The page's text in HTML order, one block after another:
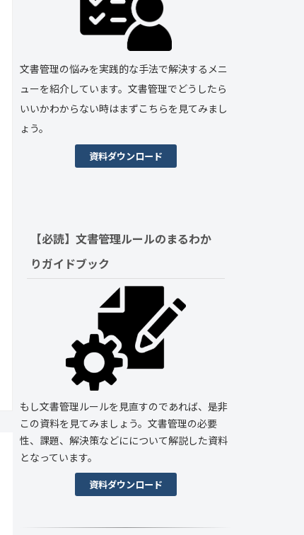
文書管理の悩みを実践的な手法で解決するメニ
ューを紹介しています。文書管理でどうしたら
いいかわからない時はまずこちらを見てみまし
ょう。
資料ダウンロード
【必読】文書管理ルールのまるわか
りガイドブック
もし文書管理ルールを見直すのであれば、是非
この資料を見てみましょう。文書管理の必要
性、課題、解決策などにについて解説した資料
となっています。
資料ダウンロード